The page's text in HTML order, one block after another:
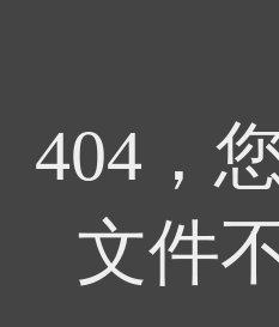
404，
文件